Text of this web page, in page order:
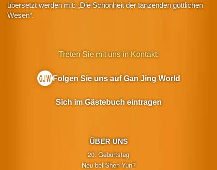
übersetzt werden mit: „Die Schönheit der tanzenden göttlichen
Wesen“.
ÜBER UNS
20. Geburtstag
Neu bei Shen Yun?
Treten Sie mit uns in Kontakt:
Folgen Sie uns auf Gan Jing World
Sich im Gästebuch eintragen